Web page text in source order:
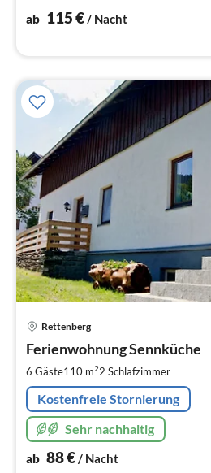
ab 115€/ Nacht
Rettenberg
Ferienwohnung Sennküche
6 Gäste110 m22 Schlafzimmer
Kostenfreie Stornierung
Sehr nachhaltig
ab 88€/ Nacht